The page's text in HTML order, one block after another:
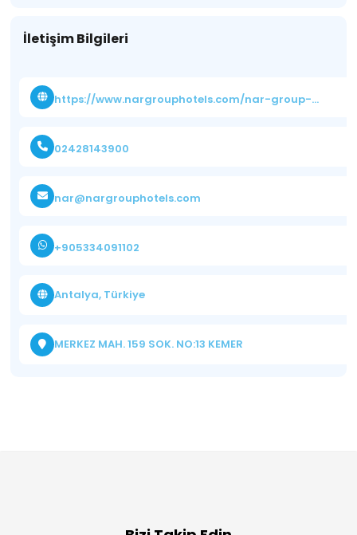
İletişim Bilgileri
https://www.nargrouphotels.com/nar-group-hotels
02428143900
nar@nargrouphotels.com
+905334091102
Antalya, Türkiye
MERKEZ MAH. 159 SOK. NO:13 KEMER